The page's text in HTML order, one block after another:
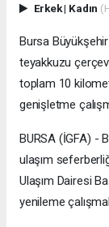
Erkek| Kadın
Bursa
teyakkuzu
toplam 10
genişletme
BURSA (İGFA) -
ulaşım
Ulaşım Dairesi
yenileme